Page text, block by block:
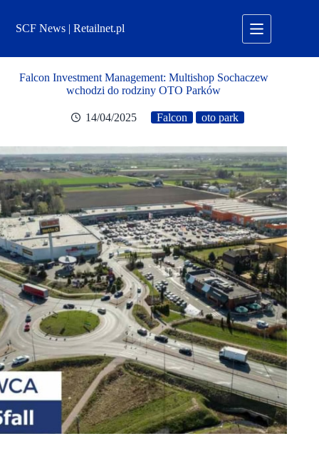
treściSCF News | Retailnet.pl
Falcon Investment Management: Multishop Sochaczew
wchodzi do rodziny OTO Parków
14/04/2025 Falcon oto park